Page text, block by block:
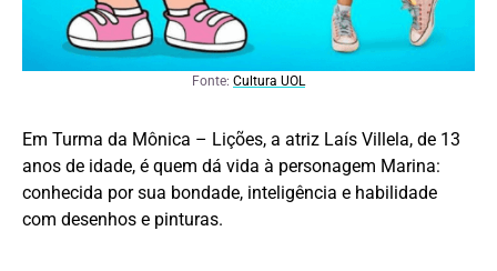
Fonte: Cultura UOL
Em Turma da Mônica – Lições, a atriz Laís Villela, de 13
anos de idade, é quem dá vida à personagem Marina:
conhecida por sua bondade, inteligência e habilidade
com desenhos e pinturas.